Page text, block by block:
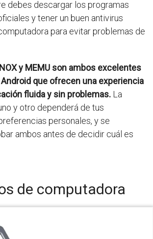
debes descargar los programas
y tener un buen antivirus
para evitar problemas de
y MEMU son ambos excelentes
que ofrecen una experiencia
fluida y sin problemas. La
y otro dependerá de tus
personales, y se
ambos antes de decidir cuál es
de computadora